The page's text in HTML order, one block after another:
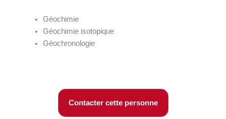
Géochimie
Géochimie isotopique
Géochronologie
Contacter cette personne